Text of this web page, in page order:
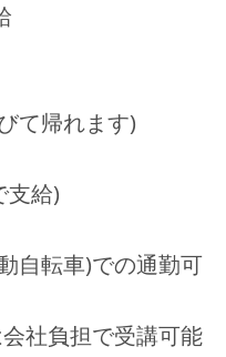
て帰れます)
支給)
自転車)での通勤可
社負担で受講可能